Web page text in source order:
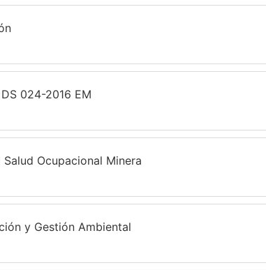
024-2016 EM
Ocupacional Minera
y Gestión Ambiental